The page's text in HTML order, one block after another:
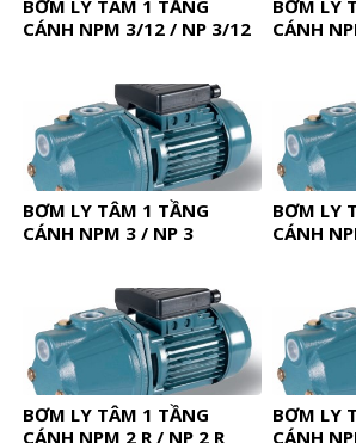
BƠM LY TÂM 1 TẦNG
CÁNH NPM 3/12 / NP 3/12
BƠM LY
CÁNH
BƠM LY TÂM 1 TẦNG
CÁNH NPM 3 / NP 3
BƠM LY
CÁNH
BƠM LY TÂM 1 TẦNG
CÁNH NPM 2 R / NP 2 R
BƠM LY
CÁNH